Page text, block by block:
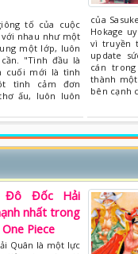
tố của cuộc
nhau như một
một lớp, luôn
"Tình đầu là
cuối mới là tình
tình cảm đơn
ấu, luôn luôn
của
Hokage
vì truyền
update
cán
thành
bên cạnh
Đô Đốc Hải
nhất trong
Piece
Quân là một lực